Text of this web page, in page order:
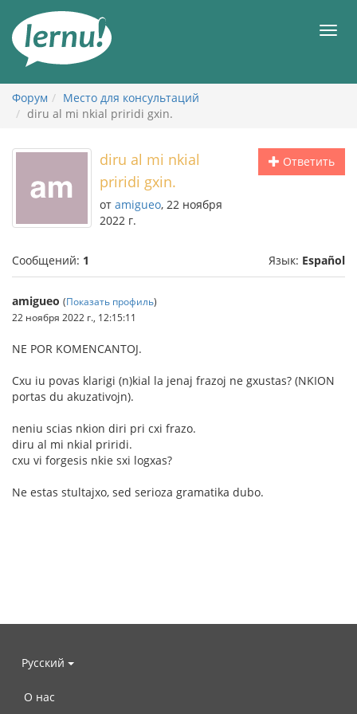
содержанию
Форум
Место для консультаций
diru al mi nkial priridi gxin.
Ответить
diru al mi nkial
priridi gxin.
от amigueo, 22 ноября
2022 г.
Сообщений: 1 Язык: Español
amigueo (Показать профиль)
22 ноября 2022 г., 12:15:11
NE POR KOMENCANTOJ.
Cxu iu povas klarigi (n)kial la jenaj frazoj ne gxustas? (NKION
portas du akuzativojn).
neniu scias nkion diri pri cxi frazo.
diru al mi nkial priridi.
cxu vi forgesis nkie sxi logxas?
Ne estas stultajxo, sed serioza gramatika dubo.
Русский
О нас